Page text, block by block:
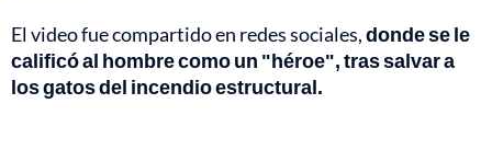
El video fue compartido en redes sociales,donde se le
calificó al hombre como un "héroe", tras salvar a
los gatos del incendio estructural.